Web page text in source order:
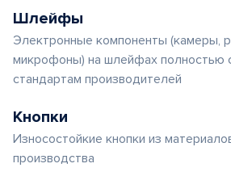
Шлейфы
Электронные компоненты (камеры,
микрофоны) на шлейфах полностью
стандартам производителей
Кнопки
Износостойкие кнопки из
производства